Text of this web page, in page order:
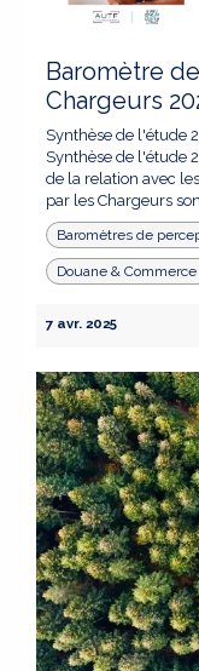
Baromètre
Chargeurs
Synthèse de l'étude
Synthèse de l'étude
de la relation avec
par les Chargeurs sont
Baromètres de
Douane &
7 avr. 2025